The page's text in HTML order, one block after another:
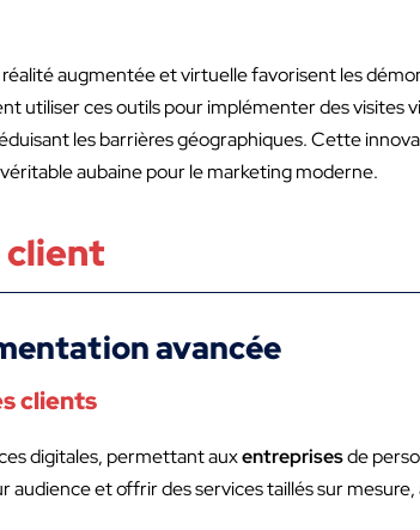
réalité augmentée et virtuelle favorisent les
utiliser ces outils pour implémenter des visites
les barrières géographiques. Cette
aubaine pour le marketing moderne.
client
avancée
clients
digitales, permettant auxentreprisesde
et offrir des services taillés sur